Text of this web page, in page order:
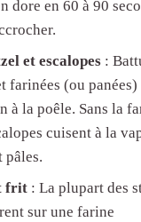
dore en 60 à 90
et escalopes :
farinées (ou panées)
à la poêle. Sans la
cuisent à la
pâles.
frit : La plupart des
sur une farine